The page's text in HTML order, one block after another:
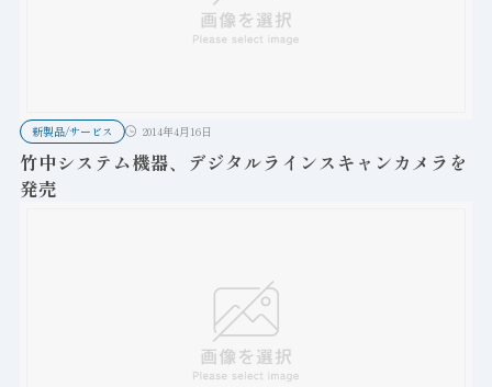
新製品/サービス 2014年4月16日
竹中システム機器、デジタルラインスキャンカメラを
発売